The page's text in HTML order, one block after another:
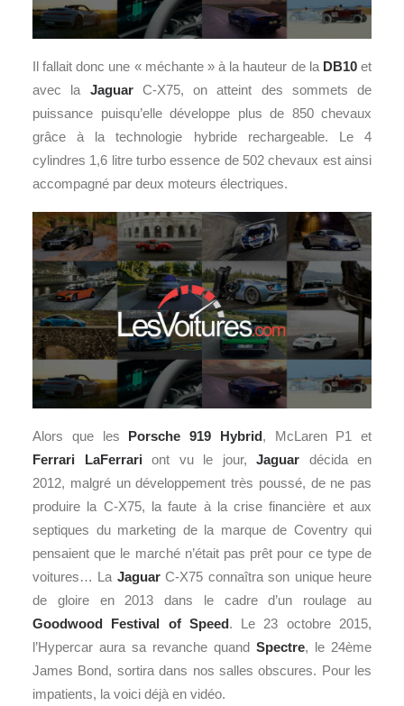
Il fallait donc une « méchante » à la hauteur de la DB10et
avec la JaguarC-X75, on atteint des sommets de
puissance puisqu’elle développe plus de 850 chevaux
grâce à la technologie hybride rechargeable. Le 4
cylindres 1,6 litre turbo essence de 502 chevaux est ainsi
accompagné par deux moteurs électriques.
Alors que les Porsche 919 Hybrid, McLaren P1 et
Ferrari LaFerrari ont vu le jour, Jaguar décida en
2012, malgré un développement très poussé, de ne pas
produire la C-X75, la faute à la crise financière et aux
septiques du marketing de la marque de Coventry qui
pensaient que le marché n’était pas prêt pour ce type de
voitures… La JaguarC-X75 connaîtra son unique heure
de gloire en 2013 dans le cadre d’un roulage au
Goodwood Festival of Speed. Le 23 octobre 2015,
l’Hypercar aura sa revanche quand Spectre, le 24ème
James Bond, sortira dans nos salles obscures. Pour les
impatients, la voici déjà en vidéo.